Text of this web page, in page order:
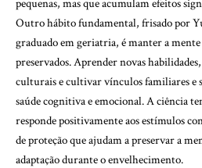
pequenas, mas que acumulam efeitos
Outro hábito fundamental, frisado por
graduado em geriatria, é manter a
preservados. Aprender novas
culturais e cultivar vínculos familiares e
saúde cognitiva e emocional. A ciência
responde positivamente aos estímulos
de proteção que ajudam a preservar a
adaptação durante o envelhecimento.